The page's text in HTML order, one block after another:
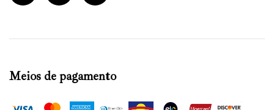
Meios de pagamento